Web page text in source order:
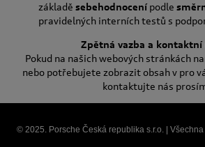
základě sebehodnocenípodle
pravidelných interních testů s
Zpětná vazba a kontaktní
Pokud na našich webových stránkách
nebo potřebujete zobrazit obsah v pro
kontaktujte nás
© 2025. Porsche Česká republika s.r.o. |